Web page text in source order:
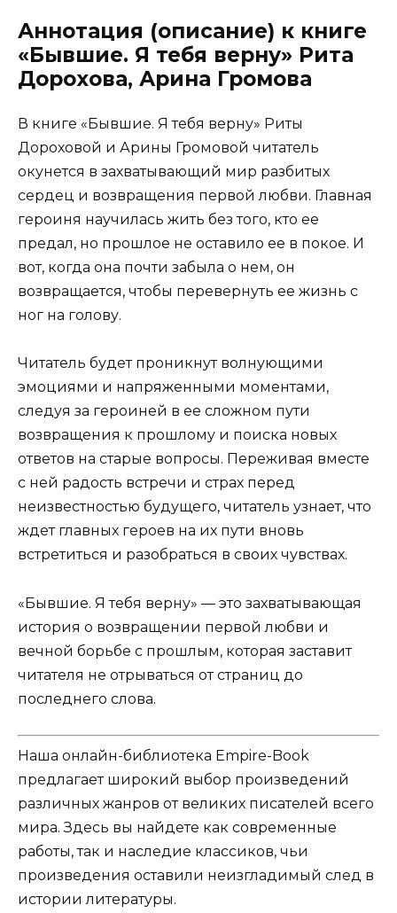
Аннотация (описание) к книге
«Бывшие. Я тебя верну» Рита
Дорохова, Арина Громова
В книге «Бывшие. Я тебя верну» Риты
Дороховой и Арины Громовой читатель
окунется в захватывающий мир разбитых
сердец и возвращения первой любви. Главная
героиня научилась жить без того, кто ее
предал, но прошлое не оставило ее в покое. И
вот, когда она почти забыла о нем, он
возвращается, чтобы перевернуть ее жизнь с
ног на голову.
Читатель будет проникнут волнующими
эмоциями и напряженными моментами,
следуя за героиней в ее сложном пути
возвращения к прошлому и поиска новых
ответов на старые вопросы. Переживая вместе
с ней радость встречи и страх перед
неизвестностью будущего, читатель узнает, что
ждет главных героев на их пути вновь
встретиться и разобраться в своих чувствах.
«Бывшие. Я тебя верну» — это захватывающая
история о возвращении первой любви и
вечной борьбе с прошлым, которая заставит
читателя не отрываться от страниц до
последнего слова.
Наша онлайн-библиотека Empire-Book
предлагает широкий выбор произведений
различных жанров от великих писателей всего
мира. Здесь вы найдете как современные
работы, так и наследие классиков, чьи
произведения оставили неизгладимый след в
истории литературы.